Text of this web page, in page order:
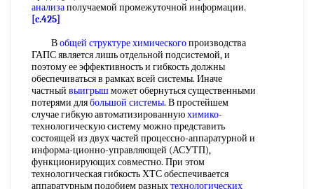
анализаполучаемой промежуточной информации.
[c.425]
Вобщей структуре химическогопроизводства
ГАПС является лишь отдельной подсистемой, и
поэтому ее эффективность и гибкость должны
обеспечиваться в рамках всей системы. Иначе
частный выигрышможет обернуться существенными
потерями длябольшой системы. В простейшем
случае гибкую автоматизированнуюхимико-
технологическую систему можно представить
состоящей из двух частей процессно-аппаратурной и
информа-ционно-управляющей (АСУТП),
функционирующих совместно. При этом
технологическая гибкость ХТС обеспечивается
аппаратурным подобием разныхтехнологических